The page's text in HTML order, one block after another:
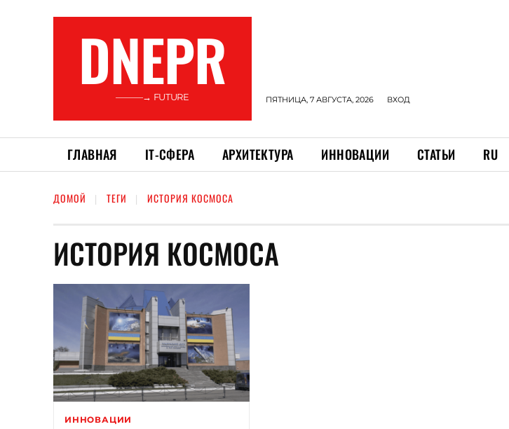
DNEPR
———→ FUTURE ПЯТНИЦА, 7 АВГУСТА, 2026 ВХОД
ГЛАВНАЯ ІТ-СФЕРА АРХИТЕКТУРА ИННОВАЦИИ СТАТЬИ RU
ДОМОЙ ТЕГИ ИСТОРИЯ КОСМОСА
ИСТОРИЯ КОСМОСА
ИННОВАЦИИ